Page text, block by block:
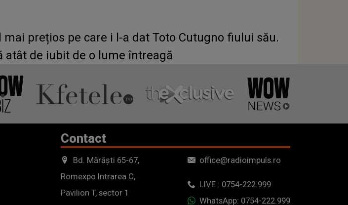
prețios pe care i l-a dat Toto Cutugno fiului său.
atât de iubit de o lume întreagă
Contact
Bd. Mărăști 65-67,
Romexpo Intrarea C,
Pavilion T, sector 1
office@radioimpuls.ro
LIVE : 0754-222.999
WhatsApp: 0754-222.999